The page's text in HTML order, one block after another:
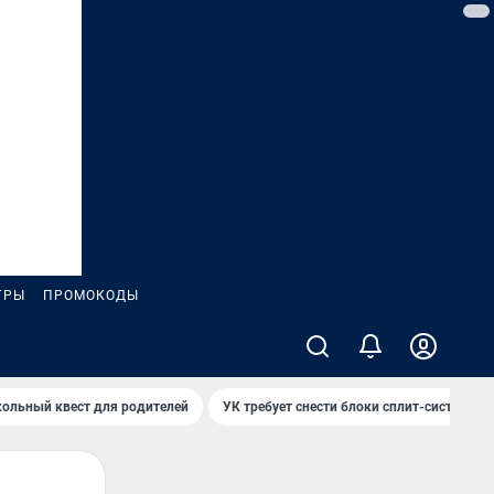
ПРОМОКОДЫ
квест для родителей УК требует снести блоки сплит-систем